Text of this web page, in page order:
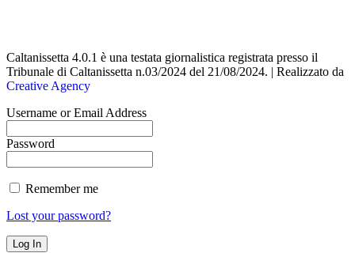
Caltanissetta 4.0.1 è una testata giornalistica registrata presso il
Tribunale di Caltanissetta n.03/2024 del 21/08/2024. | Realizzato da
Creative Agency
Username or Email Address
Password
Remember me
Lost your password?